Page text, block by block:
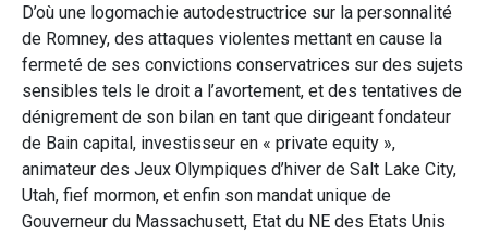
D’où une logomachie autodestructrice sur la personnalité
de Romney, des attaques violentes mettant en cause la
fermeté de ses convictions conservatrices sur des sujets
sensibles tels le droit a l’avortement, et des tentatives de
dénigrement de son bilan en tant que dirigeant fondateur
de Bain capital, investisseur en « private equity »,
animateur des Jeux Olympiques d’hiver de Salt Lake City,
Utah, fief mormon, et enfin son mandat unique de
Gouverneur du Massachusett, Etat du NE des Etats Unis